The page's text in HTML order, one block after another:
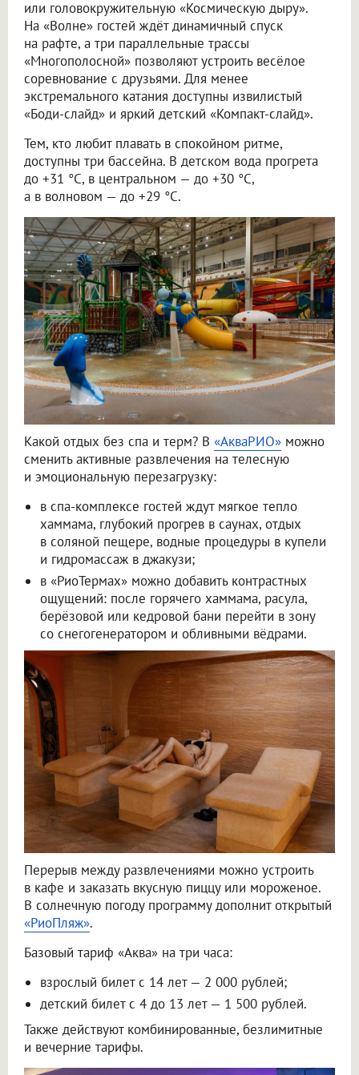
или головокружительную «Космическую дыру».
На «Волне» гостей ждёт динамичный спуск
на рафте, а три параллельные трассы
«Многополосной» позволяют устроить весёлое
соревнование с друзьями. Для менее
экстремального катания доступны извилистый
«Боди-слайд» и яркий детский «Компакт-слайд».
Тем, кто любит плавать в спокойном ритме,
доступны три бассейна. В детском вода прогрета
до +31 °C, в центральном — до +30 °C,
а в волновом — до +29 °C.
Какой отдых без спа и терм? В «АкваРИО» можно
сменить активные развлечения на телесную
и эмоциональную перезагрузку:
в спа-комплексе гостей ждут мягкое тепло
хаммама, глубокий прогрев в саунах, отдых
в соляной пещере, водные процедуры в купели
и гидромассаж в джакузи;
в «РиоТермах» можно добавить контрастных
ощущений: после горячего хаммама, расула,
берёзовой или кедровой бани перейти в зону
со снегогенератором и обливными вёдрами.
Перерыв между развлечениями можно устроить
в кафе и заказать вкусную пиццу или мороженое.
В солнечную погоду программу дополнит открытый
«РиоПляж».
Базовый тариф «Аква» на три часа:
взрослый билет с 14 лет — 2 000 рублей;
детский билет с 4 до 13 лет — 1 500 рублей.
Также действуют комбинированные, безлимитные
и вечерние тарифы.